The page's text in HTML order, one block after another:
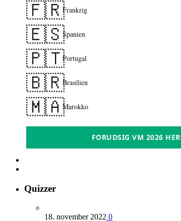
🇫🇷Frankrig
🇪🇸Spanien
🇵🇹Portugal
🇧🇷Brasilien
🇲🇦Marokko
FORUDSIG VM 2026
Quizzer
18. november 2022 0